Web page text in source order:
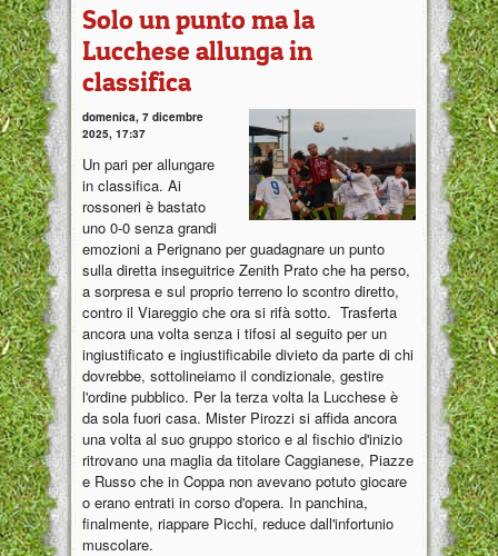
Solo un punto ma la
Lucchese allunga in
classifica
domenica, 7 dicembre
2025, 17:37
Un pari per allungare
in classifica. Ai
rossoneri è bastato
uno 0-0 senza grandi
emozioni a Perignano per guadagnare un punto
sulla diretta inseguitrice Zenith Prato che ha perso,
a sorpresa e sul proprio terreno lo scontro diretto,
contro il Viareggio che ora si rifà sotto. Trasferta
ancora una volta senza i tifosi al seguito per un
ingiustificato e ingiustificabile divieto da parte di chi
dovrebbe, sottolineiamo il condizionale, gestire
l'ordine pubblico. Per la terza volta la Lucchese è
da sola fuori casa. Mister Pirozzi si affida ancora
una volta al suo gruppo storico e al fischio d'inizio
ritrovano una maglia da titolare Caggianese, Piazze
e Russo che in Coppa non avevano potuto giocare
o erano entrati in corso d'opera. In panchina,
finalmente, riappare Picchi, reduce dall'infortunio
muscolare.